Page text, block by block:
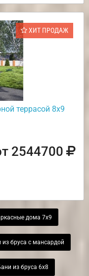
ХИТ ПРОДАЖ
террасой 8х9
2544700
дома 7х9
из бруса с мансардой
из бруса 6х8